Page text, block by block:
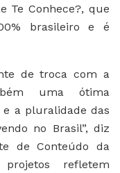
Te Conhece?, que
brasileiro e é
de troca com a
uma ótima
a pluralidade das
no Brasil”, diz
de Conteúdo da
refletem